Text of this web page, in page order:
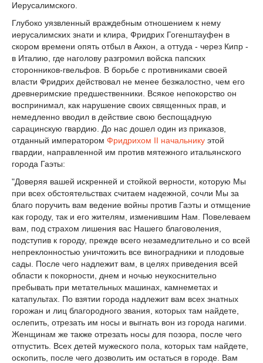
Иерусалимского.
Глубоко уязвленный враждебным отношением к нему
иерусалимских знати и клира, Фридрих Гогенштауфен в
скором времени опять отбыл в Аккон, а оттуда - через Кипр -
в Италию, где наголову разгромил войска папских
сторонников-гвельфов. В борьбе с противниками своей
власти Фридрих действовал не менее безжалостно, чем его
древнеримские предшественники. Всякое непокорство он
воспринимал, как нарушение своих священных прав, и
немедленно вводил в действие свою беспощадную
сарацинскую гвардию. До нас дошел один из приказов,
отданный императором Фридрихом II начальнику этой
гвардии, направленной им против мятежного итальянского
города Гаэты:
"Доверяя вашей искренней и стойкой верности, которую Мы
при всех обстоятельствах считаем надежной, сочли Мы за
благо поручить вам ведение войны против Гаэты и отмщение
как городу, так и его жителям, изменившим Нам. Повелеваем
вам, под страхом лишения вас Нашего благоволения,
подступив к городу, прежде всего незамедлительно и со всей
непреклонностью уничтожить все виноградники и плодовые
сады. После чего надлежит вам, в целях приведения всей
области к покорности, днем и ночью неукоснительно
пребывать при метательных машинах, камнеметах и
катапультах. По взятии города надлежит вам всех знатных
горожан и лиц благородного звания, которых там найдете,
ослепить, отрезать им носы и выгнать вон из города нагими.
Женщинам же также отрезать носы для позора, после чего
отпустить. Всех детей мужеского пола, которых там найдете,
оскопить, после чего дозволить им остаться в городе. Вам